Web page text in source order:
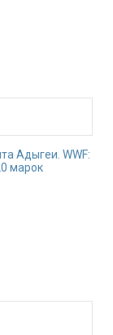
Адыгеи. WWF:
марок